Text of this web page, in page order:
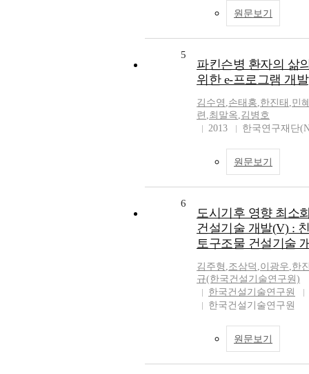
원문보기
5
파킨슨병 환자의 삶
위한 e-프로그램 개발
김수영 ,손태홍,한진태 ,민
련 ,최말옥,김병호
2013
한국연구재단
원문보기
6
도시기후 영향 최소
건설기술 개발(V) :
토구조물 건설기술
김주형 ,조삼덕 ,이광우,한
규(한국건설기술연구원)
한국건설기술연구원
한국건설기술연구원
원문보기